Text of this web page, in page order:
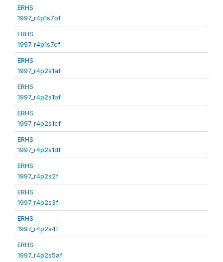
ERHS
1997_r4p1s7bf
ERHS
1997_r4p1s7cf
ERHS
1997_r4p2s1af
ERHS
1997_r4p2s1bf
ERHS
1997_r4p2s1cf
ERHS
1997_r4p2s1df
ERHS
1997_r4p2s2f
ERHS
1997_r4p2s3f
ERHS
1997_r4p2s4f
ERHS
1997_r4p2s5af